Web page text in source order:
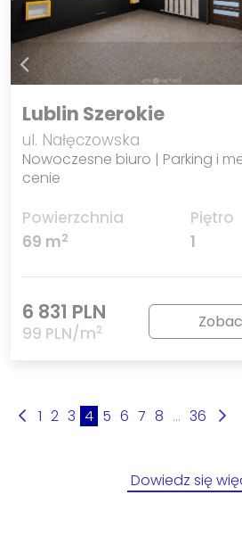
Lublin Szerokie
ul. Nałęczowska
Nowoczesne biuro | Parking i
cenie
Powierzchnia
69 m2
Piętro
1
6 831 PLN
99 PLN/m2
1 2 3 4 5 6 7 8 ... 36
Dowiedz się